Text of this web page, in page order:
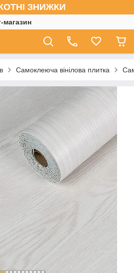
ЗНИЖКИ
магазин
Самоклеюча вінілова плитка